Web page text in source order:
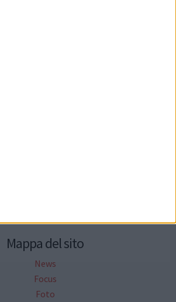
Mappa del sito
News
Focus
Foto